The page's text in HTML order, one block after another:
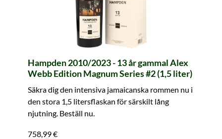
Hampden 2010/2023 - 13 år gammal Alex
Webb Edition Magnum Series #2 (1,5 liter)
Säkra dig den intensiva jamaicanska rommen nu i
den stora 1,5 litersflaskan för särskilt lång
njutning. Beställ nu.
758,99 €